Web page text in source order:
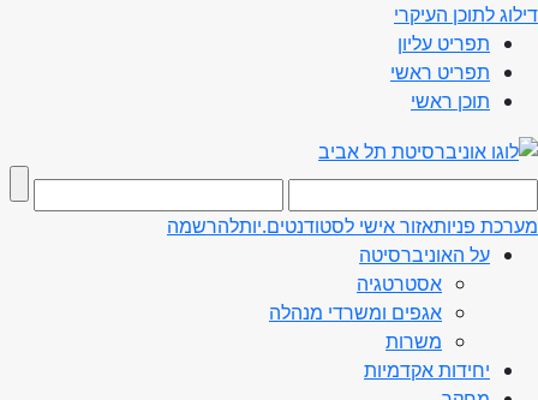
דילוג לתוכן העיקרי
תפריט עליון
תפריט ראשי
תוכן ראשי
מערכת פניותאזור אישי לסטודנטים.יותלהרשמה
על האוניברסיטה
אסטרטגיה
אגפים ומשרדי מנהלה
משרות
יחידות אקדמיות